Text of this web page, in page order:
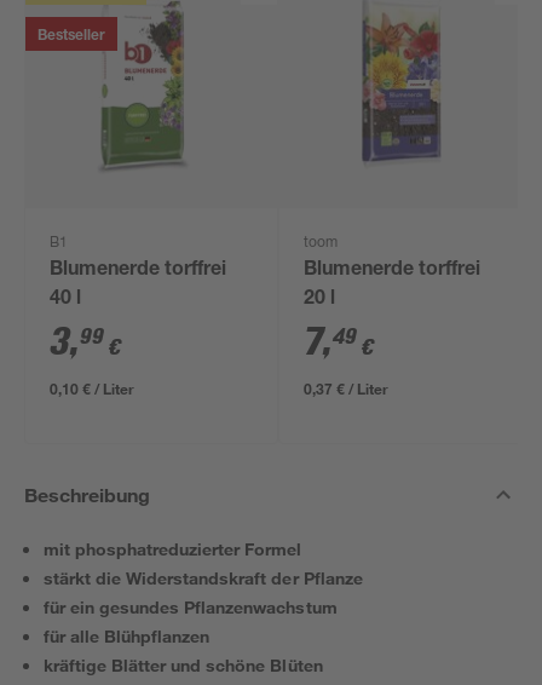
Bestseller
B1
Blumenerde torffrei
40 l
3,99 €
0,10 € / Liter
toom
Blumenerde torffrei
20 l
7,49 €
0,37 € / Liter
Beschreibung
mit phosphatreduzierter Formel
stärkt die Widerstandskraft der Pflanze
für ein gesundes Pflanzenwachstum
für alle Blühpflanzen
kräftige Blätter und schöne Blüten